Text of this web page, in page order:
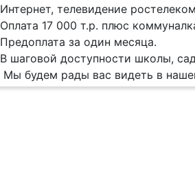
Интернет, телевидение ростелеком
Оплата 17 000 т.р. плюс
Предоплата за один месяца.
В шаговой доступности школы,
Мы будем рады вас видеть в